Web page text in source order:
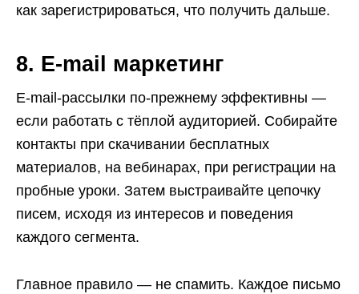
как зарегистрироваться, что получить дальше.
8. E-mail маркетинг
E-mail-рассылки по-прежнему эффективны —
если работать с тёплой аудиторией. Собирайте
контакты при скачивании бесплатных
материалов, на вебинарах, при регистрации на
пробные уроки. Затем выстраивайте цепочку
писем, исходя из интересов и поведения
каждого сегмента.
Главное правило — не спамить. Каждое письмо